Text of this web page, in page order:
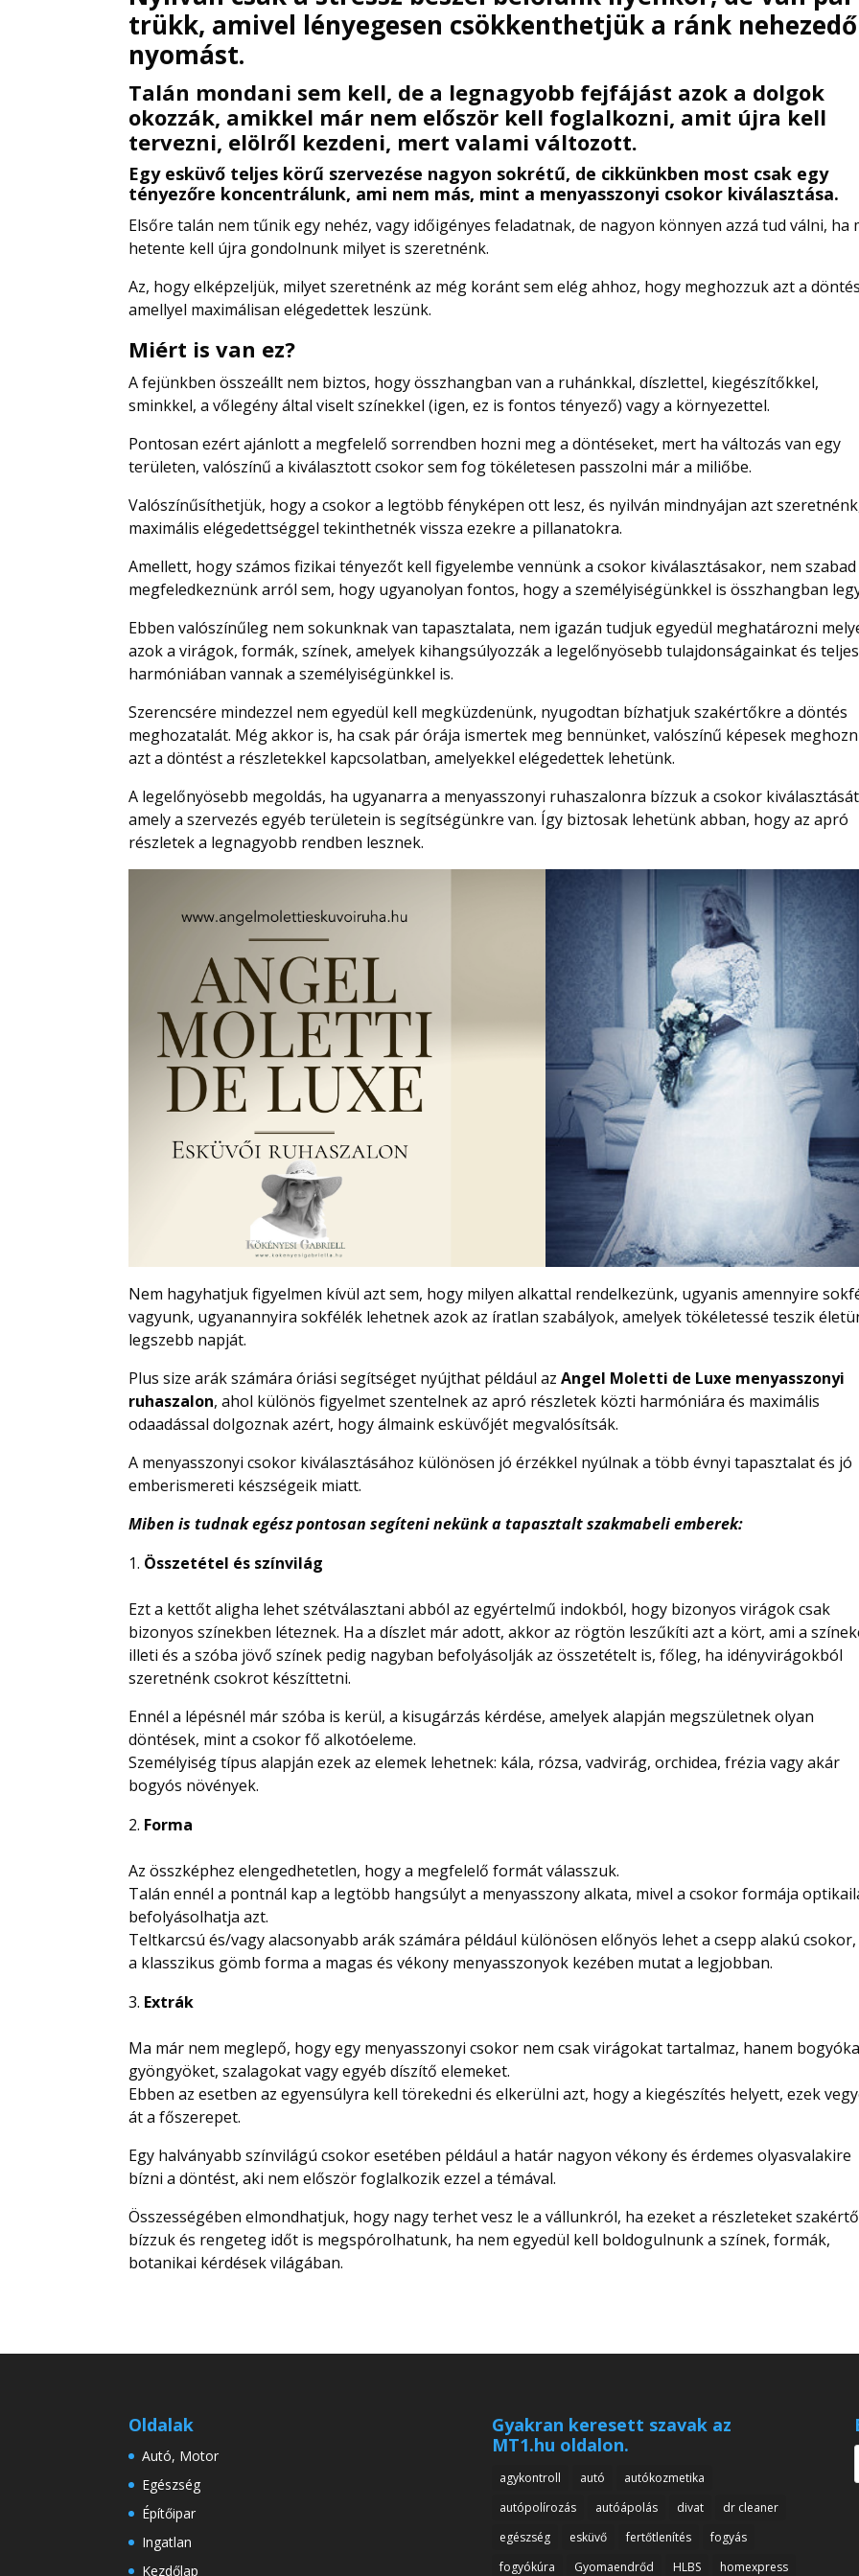
trükk, amivel lényegesen csökkenthetjük a ránk nehezedő
nyomást.
Talán mondani sem kell, de a legnagyobb fejfájást azok a dolgok
okozzák, amikkel már nem először kell foglalkozni, amit újra kell
tervezni, elölről kezdeni, mert valami változott.
Egy esküvő teljes körű szervezése nagyon sokrétű, de cikkünkben most csak egy
tényezőre koncentrálunk, ami nem más, mint a menyasszonyi csokor kiválasztása.
Elsőre talán nem tűnik egy nehéz, vagy időigényes feladatnak, de nagyon könnyen azzá tud válni, ha
hetente kell újra gondolnunk milyet is szeretnénk.
Az, hogy elképzeljük, milyet szeretnénk az még koránt sem elég ahhoz, hogy meghozzuk azt a
amellyel maximálisan elégedettek leszünk.
Miért is van ez?
A fejünkben összeállt nem biztos, hogy összhangban van a ruhánkkal, díszlettel, kiegészítőkkel,
sminkkel, a vőlegény által viselt színekkel (igen, ez is fontos tényező) vagy a környezettel.
Pontosan ezért ajánlott a megfelelő sorrendben hozni meg a döntéseket, mert ha változás van egy
területen, valószínű a kiválasztott csokor sem fog tökéletesen passzolni már a miliőbe.
Valószínűsíthetjük, hogy a csokor a legtöbb fényképen ott lesz, és nyilván mindnyájan azt
maximális elégedettséggel tekinthetnék vissza ezekre a pillanatokra.
Amellett, hogy számos fizikai tényezőt kell figyelembe vennünk a csokor kiválasztásakor, nem szabad
megfeledkeznünk arról sem, hogy ugyanolyan fontos, hogy a személyiségünkkel is összhangban
Ebben valószínűleg nem sokunknak van tapasztalata, nem igazán tudjuk egyedül meghatározni
azok a virágok, formák, színek, amelyek kihangsúlyozzák a legelőnyösebb tulajdonságainkat és teljes
harmóniában vannak a személyiségünkkel is.
Szerencsére mindezzel nem egyedül kell megküzdenünk, nyugodtan bízhatjuk szakértőkre a döntés
meghozatalát. Még akkor is, ha csak pár órája ismertek meg bennünket, valószínű képesek
azt a döntést a részletekkel kapcsolatban, amelyekkel elégedettek lehetünk.
A legelőnyösebb megoldás, ha ugyanarra a menyasszonyi ruhaszalonra bízzuk a csokor
amely a szervezés egyéb területein is segítségünkre van. Így biztosak lehetünk abban, hogy az apró
részletek a legnagyobb rendben lesznek.
Nem hagyhatjuk figyelmen kívül azt sem, hogy milyen alkattal rendelkezünk, ugyanis amennyire
vagyunk, ugyanannyira sokfélék lehetnek azok az íratlan szabályok, amelyek tökéletessé teszik
legszebb napját.
Plus size arák számára óriási segítséget nyújthat például azAngel Moletti de Luxe menyasszonyi
ruhaszalon, ahol különös figyelmet szentelnek az apró részletek közti harmóniára és maximális
odaadással dolgoznak azért, hogy álmaink esküvőjét megvalósítsák.
A menyasszonyi csokor kiválasztásához különösen jó érzékkel nyúlnak a több évnyi tapasztalat és jó
emberismereti készségeik miatt.
Miben is tudnak egész pontosan segíteni nekünk a tapasztalt szakmabeli emberek:
Összetétel és színvilág
Ezt a kettőt aligha lehet szétválasztani abból az egyértelmű indokból, hogy bizonyos virágok csak
bizonyos színekben léteznek. Ha a díszlet már adott, akkor az rögtön leszűkíti azt a kört, ami a
illeti és a szóba jövő színek pedig nagyban befolyásolják az összetételt is, főleg, ha idényvirágokból
szeretnénk csokrot készíttetni.
Ennél a lépésnél már szóba is kerül, a kisugárzás kérdése, amelyek alapján megszületnek olyan
döntések, mint a csokor fő alkotóeleme.
Személyiség típus alapján ezek az elemek lehetnek: kála, rózsa, vadvirág, orchidea, frézia vagy akár
bogyós növények.
Forma
Az összképhez elengedhetetlen, hogy a megfelelő formát válasszuk.
Talán ennél a pontnál kap a legtöbb hangsúlyt a menyasszony alkata, mivel a csokor formája
befolyásolhatja azt.
Teltkarcsú és/vagy alacsonyabb arák számára például különösen előnyös lehet a csepp alakú
a klasszikus gömb forma a magas és vékony menyasszonyok kezében mutat a legjobban.
Extrák
Ma már nem meglepő, hogy egy menyasszonyi csokor nem csak virágokat tartalmaz, hanem
gyöngyöket, szalagokat vagy egyéb díszítő elemeket.
Ebben az esetben az egyensúlyra kell törekedni és elkerülni azt, hogy a kiegészítés helyett, ezek
át a főszerepet.
Egy halványabb színvilágú csokor esetében például a határ nagyon vékony és érdemes olyasvalakire
bízni a döntést, aki nem először foglalkozik ezzel a témával.
Összességében elmondhatjuk, hogy nagy terhet vesz le a vállunkról, ha ezeket a részleteket
bízzuk és rengeteg időt is megspórolhatunk, ha nem egyedül kell boldogulnunk a színek, formák,
botanikai kérdések világában.
Oldalak
Autó, Motor
Egészség
Építőipar
Ingatlan
Kezdőlap
Gyakran keresett szavak az
MT1.hu oldalon.
agykontroll autó
autókozmetika
autópolírozás
autóápolás divat
dr cleaner
egészség
esküvő fertőtlenítés
fogyás
fogyókúra
Gyomaendrőd HLBS homexpress